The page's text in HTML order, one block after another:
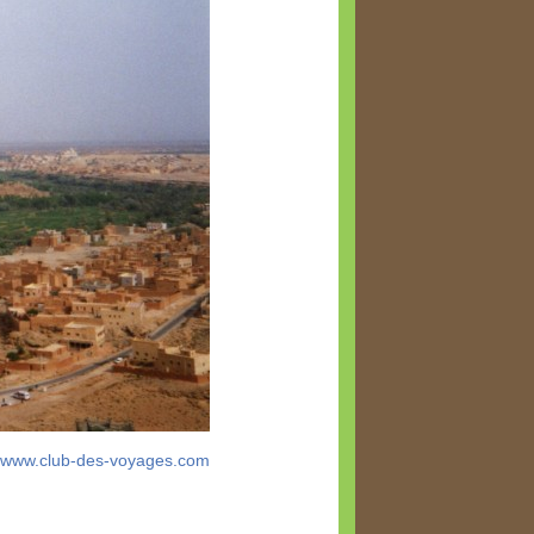
www.club-des-voyages.com